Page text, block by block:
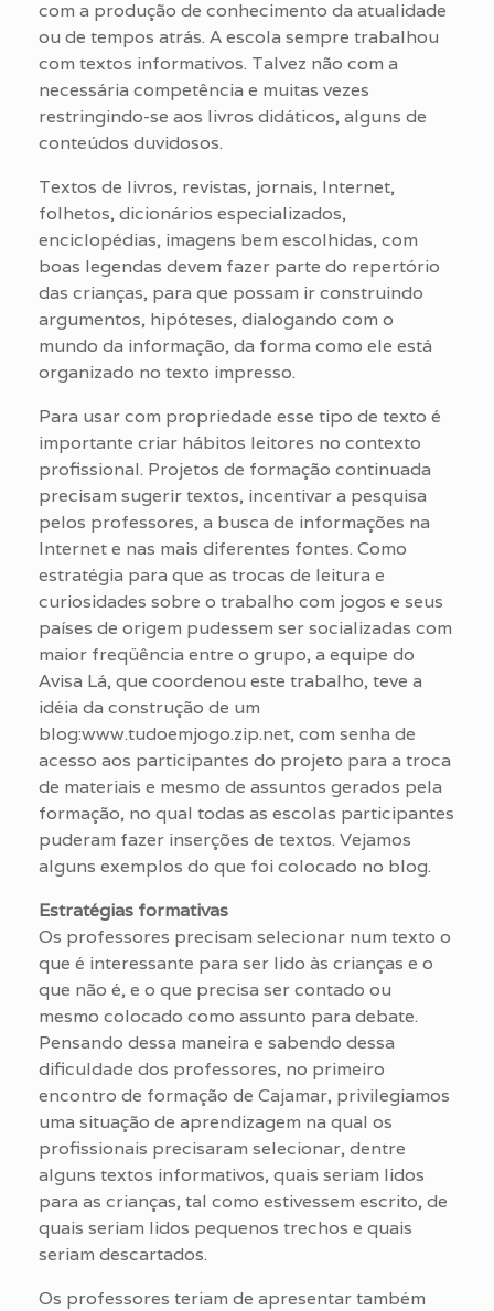
com a produção de conhecimento da atualidade
ou de tempos atrás. A escola sempre trabalhou
com textos informativos. Talvez não com a
necessária competência e muitas vezes
restringindo-se aos livros didáticos, alguns de
conteúdos duvidosos.
Textos de livros, revistas, jornais, Internet,
folhetos, dicionários especializados,
enciclopédias, imagens bem escolhidas, com
boas legendas devem fazer parte do repertório
das crianças, para que possam ir construindo
argumentos, hipóteses, dialogando com o
mundo da informação, da forma como ele está
organizado no texto impresso.
Para usar com propriedade esse tipo de texto é
importante criar hábitos leitores no contexto
profissional. Projetos de formação continuada
precisam sugerir textos, incentivar a pesquisa
pelos professores, a busca de informações na
Internet e nas mais diferentes fontes. Como
estratégia para que as trocas de leitura e
curiosidades sobre o trabalho com jogos e seus
países de origem pudessem ser socializadas com
maior freqüência entre o grupo, a equipe do
Avisa Lá, que coordenou este trabalho, teve a
idéia da construção de um
blog:www.tudoemjogo.zip.net, com senha de
acesso aos participantes do projeto para a troca
de materiais e mesmo de assuntos gerados pela
formação, no qual todas as escolas participantes
puderam fazer inserções de textos. Vejamos
alguns exemplos do que foi colocado no blog.
Estratégias formativas
Os professores precisam selecionar num texto o
que é interessante para ser lido às crianças e o
que não é, e o que precisa ser contado ou
mesmo colocado como assunto para debate.
Pensando dessa maneira e sabendo dessa
dificuldade dos professores, no primeiro
encontro de formação de Cajamar, privilegiamos
uma situação de aprendizagem na qual os
profissionais precisaram selecionar, dentre
alguns textos informativos, quais seriam lidos
para as crianças, tal como estivessem escrito, de
quais seriam lidos pequenos trechos e quais
seriam descartados.
Os professores teriam de apresentar também